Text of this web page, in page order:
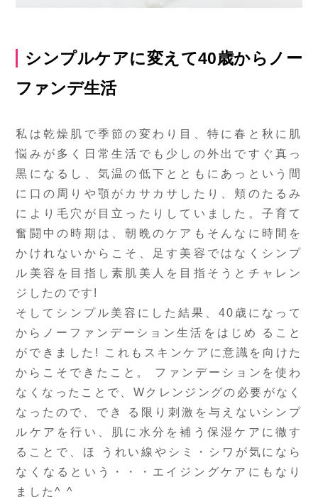
シンプルケアに変えて40歳からノー
ファンデ生活
私は乾燥肌で季節の変わり目、特に春と秋に肌
悩みが多く日常生活でも少しの外出ですぐ真っ
黒になるし、気温の低下とともにあっという間
に口の周りや顎がカサカサしたり、頬のたるみ
により毛穴が目立ったりしていました。子育て
奮闘中の時期は、朝晩のケアもそんなに時間を
かけれないからこそ、足す美容ではなくシンプ
ル美容を目指し素肌美人を目指そうとチャレン
ジしたのです!
そしてシンプル美容にした結果、40歳になって
からノーファンデーション生活をはじめ ること
ができました! これもスキンケアに意識を向けた
からこそできたこと。 ファンデーションを使わ
なくなったことで、Wクレンジングの必要がなく
なったので、でき る限り刺激を与えないシンプ
ルケアを行い、肌に水分を補う保湿ケアに徹す
ることで、ほ うれい線やシミ・シワが気になら
なくなるという・・・エイジングケアにもなり
ました^ ^